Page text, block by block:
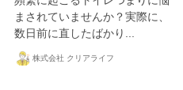
まされていませんか？実際に、
数日前に直したばかり...
株式会社 クリアライフ